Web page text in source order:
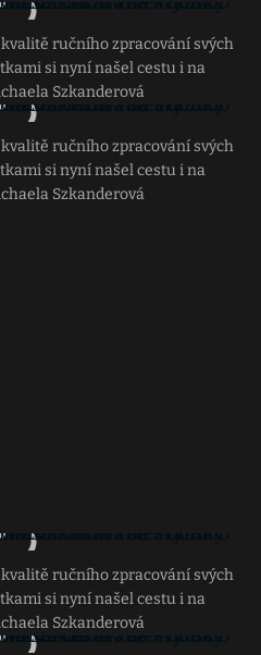
ručního zpracování svých
si nyní našel cestu i na
Szkanderová
ručního zpracování svých
si nyní našel cestu i na
Szkanderová
ručního zpracování svých
si nyní našel cestu i na
Szkanderová